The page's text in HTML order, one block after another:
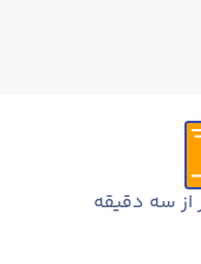
از سه دقیقه